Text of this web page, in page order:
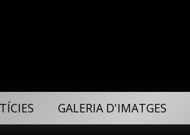
GALERIA D'IMATGES